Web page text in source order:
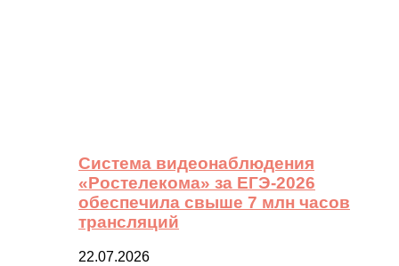
Система видеонаблюдения
«Ростелекома» за ЕГЭ-2026
обеспечила свыше 7 млн часов
трансляций
22.07.2026